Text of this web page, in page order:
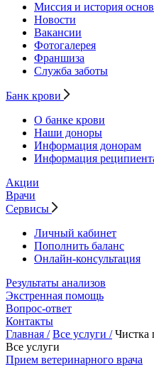
Миссия и история
Новости
Вакансии
Фотогалерея
Франшиза
Служба заботы
Банк крови
О банке крови
Наши доноры
Информация донорам
Информация
Акции
Врачи
Сервисы
Личный кабинет
Пополнить баланс
Онлайн-консультация
Результаты анализов
Экстренная помощь
Вопрос-ответ
Контакты
Главная / Все услуги / Чистка
Все услуги
Прием ветеринарного врача